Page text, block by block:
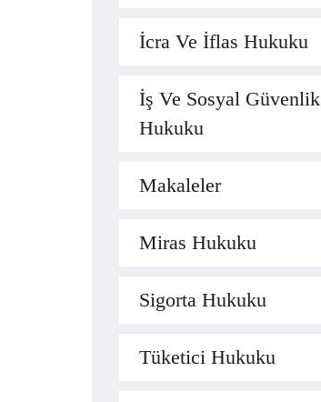
İcra Ve İflas Hukuku
İş Ve Sosyal Güvenlik
Hukuku
Makaleler
Miras Hukuku
Sigorta Hukuku
Tüketici Hukuku